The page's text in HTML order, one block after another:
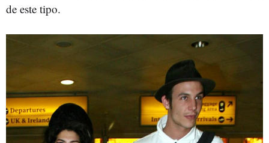
de este tipo.